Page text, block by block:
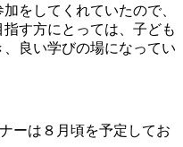
をしてくれていたので、
す方にとっては、子ども
良い学びの場になってい
ーは８月頃を予定してお